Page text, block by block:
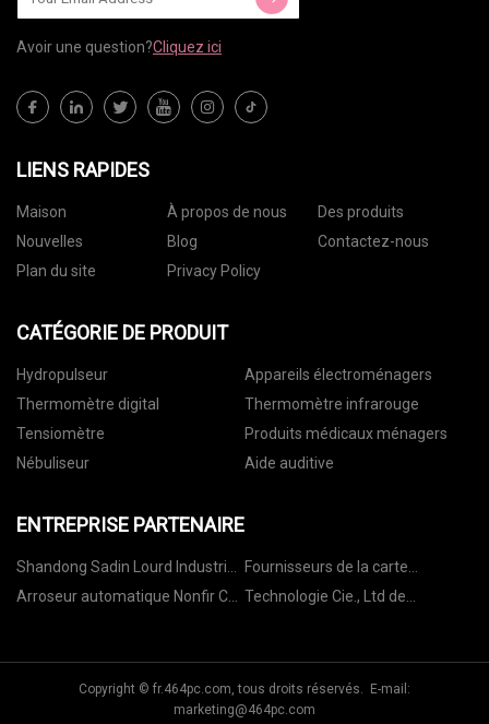
Avoir une question?Cliquez ici
LIENS RAPIDES
Maison À propos de nous
Des produits
Nouvelles
Blog
Contactez-nous
Plan du site
Privacy Policy
CATÉGORIE DE PRODUIT
Hydropulseur
Appareils électroménagers
Thermomètre digital
Thermomètre infrarouge
Tensiomètre
Produits médicaux ménagers
Nébuliseur
Aide auditive
ENTREPRISE PARTENAIRE
Shandong Sadin Lourd Industrie
Cie Ltée
Fournisseurs de la carte
d'équilibre
Arroseur automatique Nonfir Co., Technologie Cie., Ltd de
Copyright © fr.464pc.com, tous droits réservés. E-mail:
marketing@464pc.com